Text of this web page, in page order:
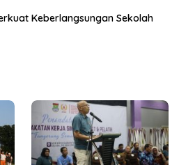
Keberlangsungan Sekolah